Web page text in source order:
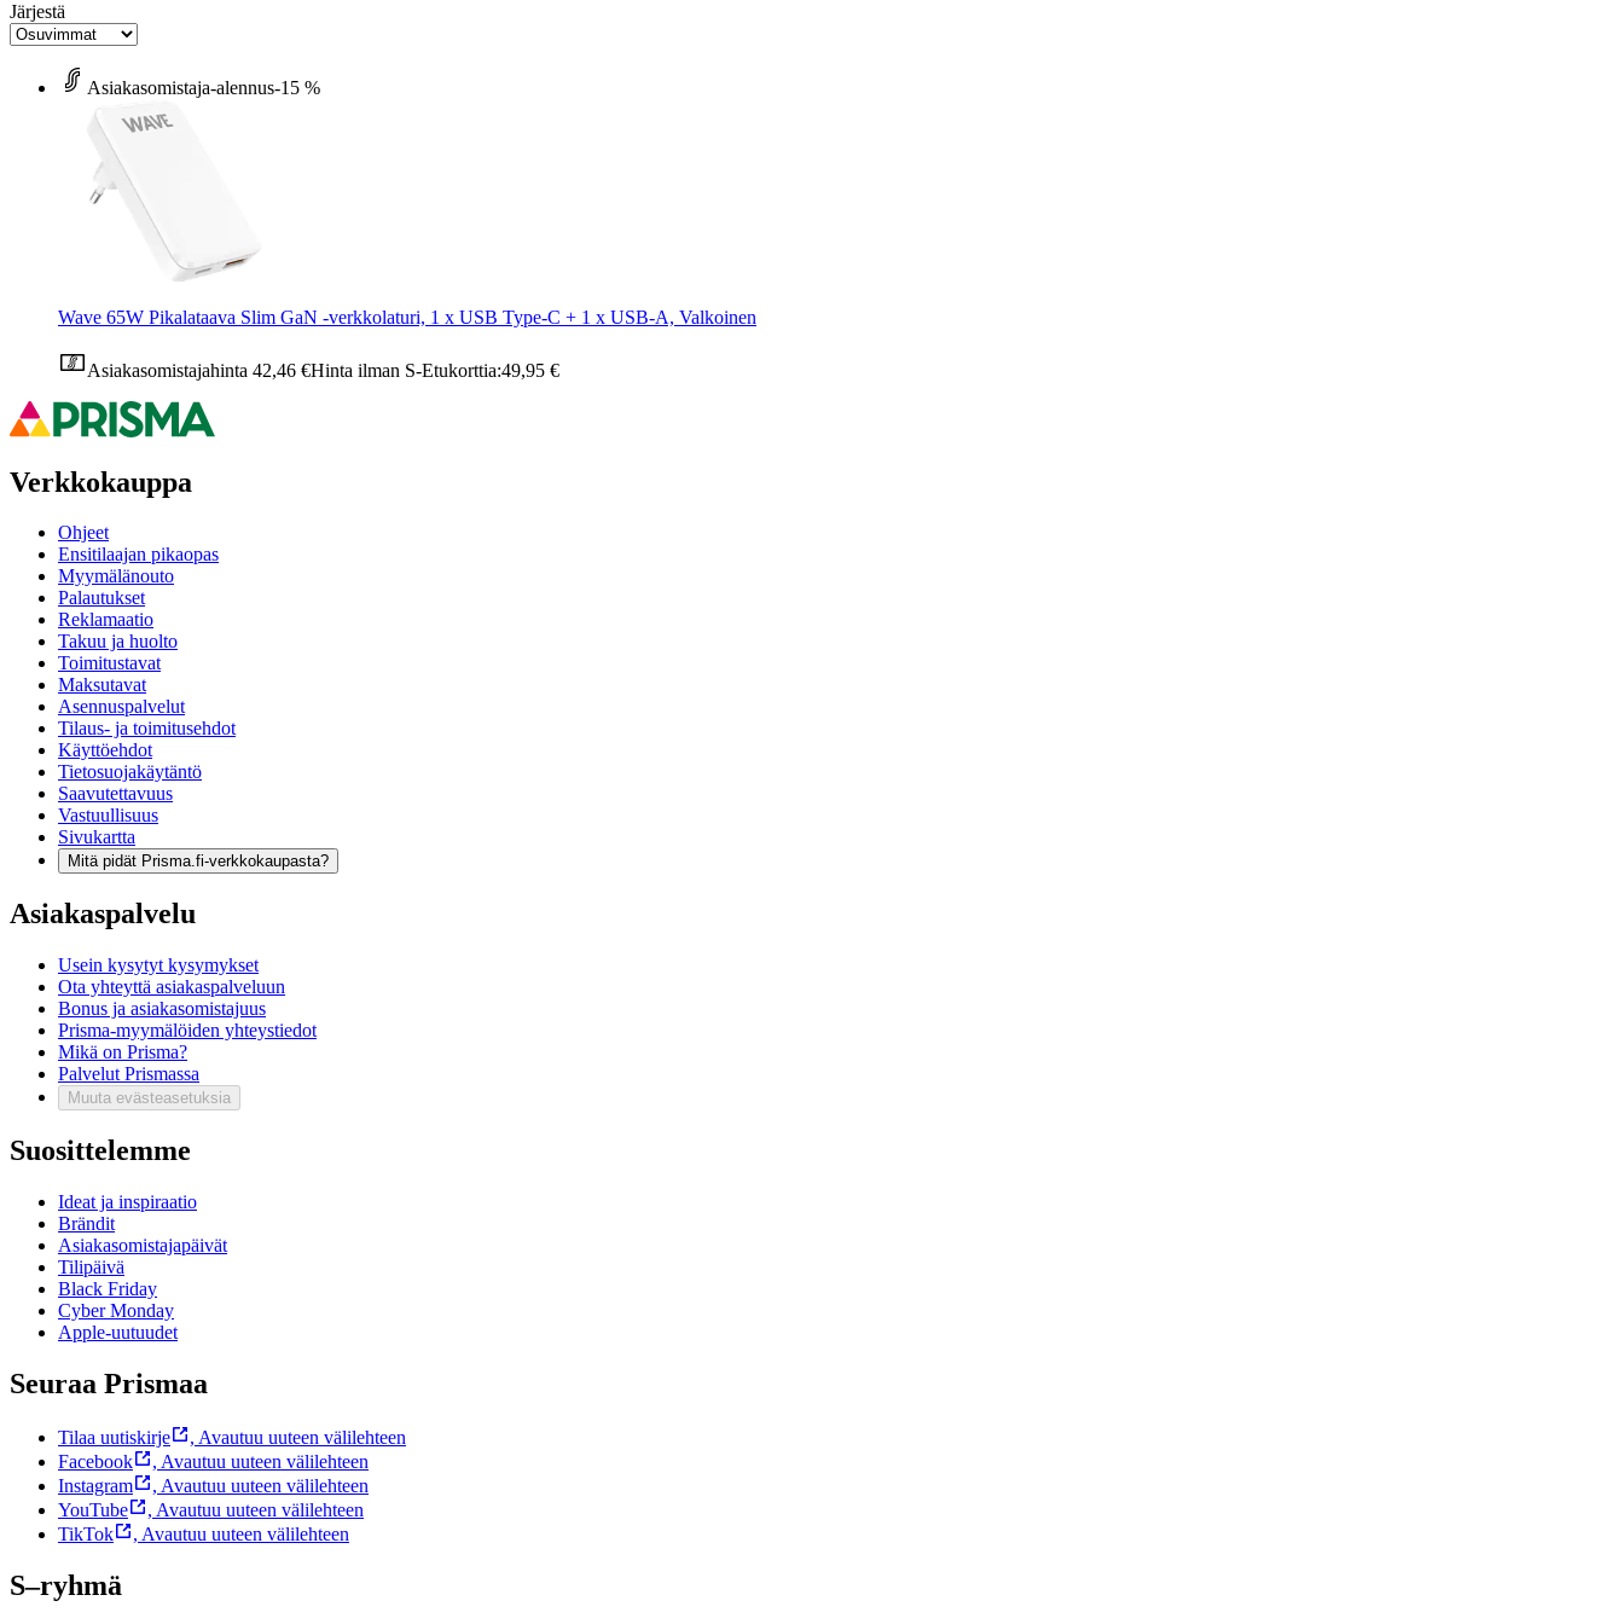
Järjestä
Asiakasomistaja-alennus-15 %
Wave 65W Pikalataava Slim GaN -verkkolaturi, 1 x USB Type-C + 1 x USB-A, Valkoinen
Asiakasomistajahinta 42,46 €Hinta ilman S-Etukorttia:49,95 €
Verkkokauppa
Ohjeet
Ensitilaajan pikaopas
Myymälänouto
Palautukset
Reklamaatio
Takuu ja huolto
Toimitustavat
Maksutavat
Asennuspalvelut
Tilaus- ja toimitusehdot
Käyttöehdot
Tietosuojakäytäntö
Saavutettavuus
Vastuullisuus
Sivukartta
Mitä pidät Prisma.fi-verkkokaupasta?
Asiakaspalvelu
Usein kysytyt kysymykset
Ota yhteyttä asiakaspalveluun
Bonus ja asiakasomistajuus
Prisma-myymälöiden yhteystiedot
Mikä on Prisma?
Palvelut Prismassa
Muuta evästeasetuksia
Suosittelemme
Ideat ja inspiraatio
Brändit
Asiakasomistajapäivät
Tilipäivä
Black Friday
Cyber Monday
Apple-uutuudet
Seuraa Prismaa
Tilaa uutiskirje , Avautuu uuteen välilehteen
Facebook
, Avautuu uuteen välilehteen
Instagram
, Avautuu uuteen välilehteen
YouTube
, Avautuu uuteen välilehteen
TikTok
, Avautuu uuteen välilehteen
S–ryhmä